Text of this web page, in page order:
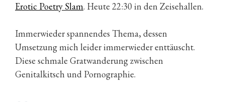
Erotic Poetry Slam. Heute 22:30 in den Zeisehallen.
Immerwieder spannendes Thema, dessen
Umsetzung mich leider immerwieder enttäuscht.
Diese schmale Gratwanderung zwischen
Genitalkitsch und Pornographie.